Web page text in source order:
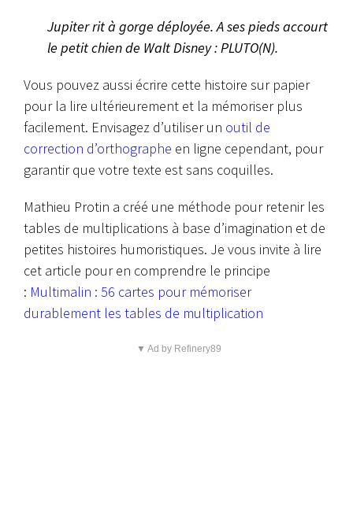
Jupiter rit à gorge déployée. A ses pieds accourt
le petit chien de Walt Disney : PLUTO(N).
Vous pouvez aussi écrire cette histoire sur papier
pour la lire ultérieurement et la mémoriser plus
facilement. Envisagez d’utiliser un outil de
correction d’orthographe en ligne cependant, pour
garantir que votre texte est sans coquilles.
Mathieu Protin a créé une méthode pour retenir les
tables de multiplications à base d’imagination et de
petites histoires humoristiques. Je vous invite à lire
cet article pour en comprendre le principe
: Multimalin : 56 cartes pour mémoriser
durablement les tables de multiplication
▼ Ad by Refinery89